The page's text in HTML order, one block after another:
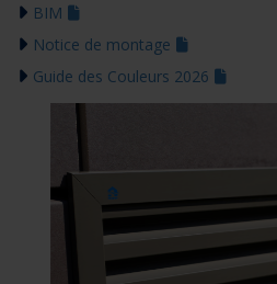
BIM
Notice de montage
Guide des Couleurs 2026